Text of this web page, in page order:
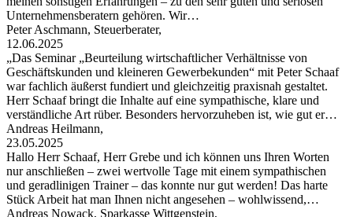
Unternehmensberatern gehören. Wir…
Peter Aschmann, Steuerberater,
12.06.2025
„Das Seminar „Beurteilung wirtschaftlicher Verhältnisse von
Geschäftskunden und kleineren Gewerbekunden“ mit Peter Schaaf
war fachlich äußerst fundiert und gleichzeitig praxisnah gestaltet.
Herr Schaaf bringt die Inhalte auf eine sympathische, klare und
verständliche Art rüber. Besonders hervorzuheben ist, wie gut er…
Andreas Heilmann,
23.05.2025
Hallo Herr Schaaf, Herr Grebe und ich können uns Ihren Worten
nur anschließen – zwei wertvolle Tage mit einem sympathischen
und geradlinigen Trainer – das konnte nur gut werden! Das harte
Stück Arbeit hat man Ihnen nicht angesehen – wohlwissend,…
Andreas Nowack, Sparkasse Wittgenstein,